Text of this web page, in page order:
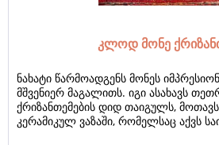
კლოდ მონე
ნახატი წარმოადგენს მონეს
მშვენიერ მაგალითს. იგი ასახავს
ქრიზანთემების დიდ თაიგულს,
კერამიკულ ვაზაში, რომელსაც აქვს